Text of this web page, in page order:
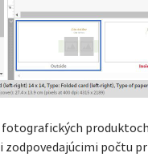
fotografických
zodpovedajúcimi počtu